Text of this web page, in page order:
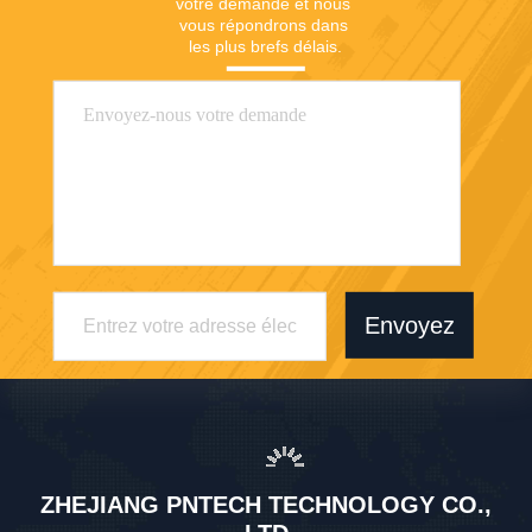
vous répondrons dans
les plus brefs délais.
Envoyez
ZHEJIANG PNTECH TECHNOLOGY CO.,